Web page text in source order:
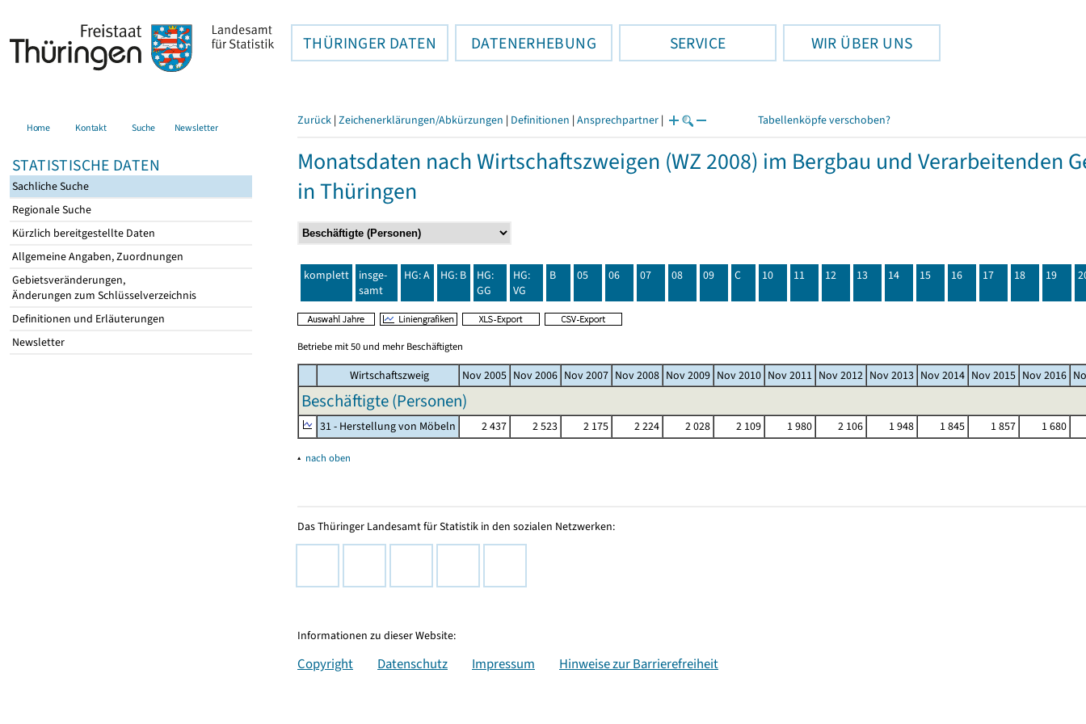
THÜRINGER DATEN DATENERHEBUNG SERVICE WIR ÜBER UNS
Home Kontakt Suche Newsletter
STATISTISCHE DATEN
Sachliche Suche
Regionale Suche
Kürzlich bereitgestellte Daten
Allgemeine Angaben, Zuordnungen
Gebietsveränderungen,
Änderungen zum Schlüsselverzeichnis
Definitionen und Erläuterungen
Newsletter
Zurück | Zeichenerklärungen/Abkürzungen | Definitionen | Ansprechpartner | Tabellenköpfe verschoben?
Monatsdaten nach Wirtschaftszweigen (WZ 2008) im Bergbau und Verarbeitenden
in Thüringen
komplett
insge-
samt
HG: A HG: B
HG:
GG
HG:
VG
B 05 06 07 08 09 C 10 11 12 13 14 15 16 17 18 19
Betriebe mit 50 und mehr Beschäftigten
Wirtschaftszweig Nov 2005 Nov 2006 Nov 2007 Nov 2008 Nov 2009 Nov 2010 Nov 2011 Nov 2012 Nov 2013 Nov 2014 Nov 2015 Nov 2016
Beschäftigte (Personen)
31 - Herstellung von Möbeln 2 437 2 523 2 175 2 224 2 028 2 109 1 980 2 106 1 948 1 845 1 857 1 680
▴ nach oben
Das Thüringer Landesamt für Statistik in den sozialen Netzwerken:
Informationen zu dieser Website:
Copyright Datenschutz Impressum Hinweise zur Barrierefreiheit